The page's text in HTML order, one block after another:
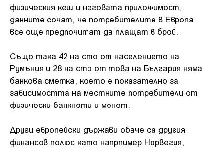
физическия кеш и неговата приложимост,
данните сочат, че потребителите в Европа
все още предпочитат да плащат в брой.
Също така 42 на сто от населението на
Румъния и 28 на сто от това на България няма
банкова сметка, което е показателно за
зависимостта на местните потребители от
физически банкноти и монет.
Други европейски държави обаче са другия
финансов полюс като напрпимер Норвегия,